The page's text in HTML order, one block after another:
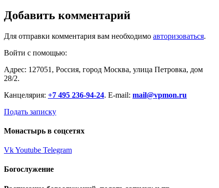
Добавить комментарий
Для отправки комментария вам необходимо авторизоваться.
Войти с помощью:
Адрес: 127051, Россия, город Москва, улица Петровка, дом
28/2.
Канцелярия: +7 495 236-94-24. E-mail: mail@vpmon.ru
Подать записку
Монастырь в соцсетях
VkYoutube Telegram
Богослужение